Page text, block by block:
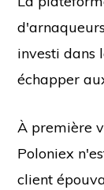
investi dans
échapper
À première
Poloniex
client